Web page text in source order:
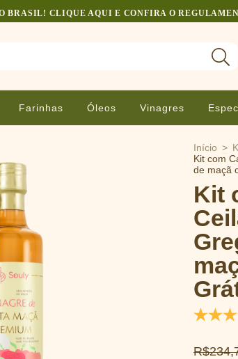
BRASIL! CLIQUE AQUI E CONFIRA O
Farinhas Óleos Vinagres
Início >
Kit com
de maçã
Kit